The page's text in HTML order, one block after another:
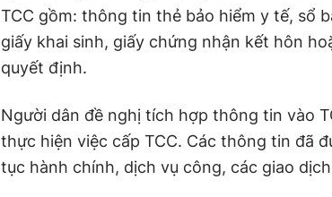
TCC gồm: thông tin thẻ bảo hiểm y tế, sổ
giấy khai sinh, giấy chứng nhận kết hôn
quyết định.
Người dân đề nghị tích hợp thông tin vào
thực hiện việc cấp TCC. Các thông tin đã
tục hành chính, dịch vụ công, các giao